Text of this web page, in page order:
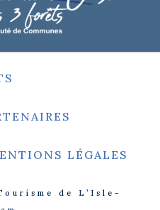
LÉGALES
de L’Isle-